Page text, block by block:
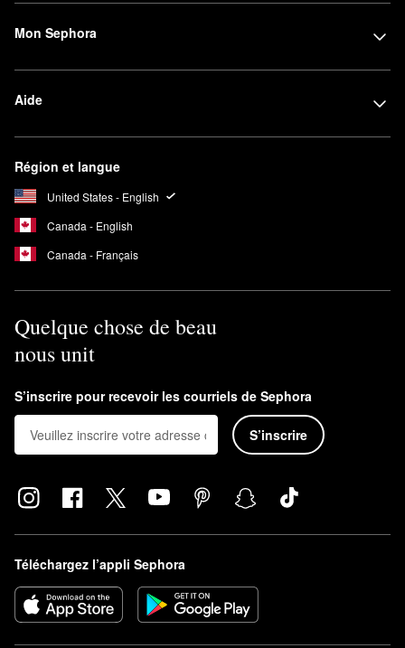
Mon Sephora
Aide
Région et langue
United States - English
Canada - English
Canada - Français
Quelque chose de beau
nous unit
S’inscrire pour recevoir les courriels de Sephora
S’inscrire
Téléchargez l’appli Sephora